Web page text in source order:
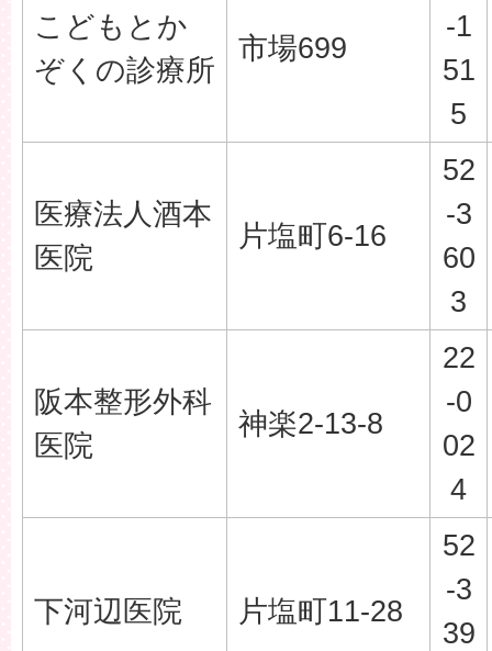
こどもとか
ぞくの診療所
市場699
-1
51
5
医療法人酒本
医院
片塩町6-16
52
-3
60
3
阪本整形外科
医院
神楽2-13-8
22
-0
02
4
下河辺医院 片塩町11-28
52
-3
39